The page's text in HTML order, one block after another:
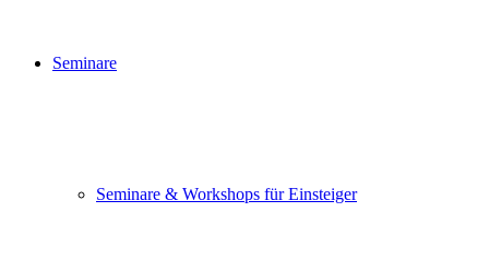
Seminare
Seminare & Workshops für Einsteiger